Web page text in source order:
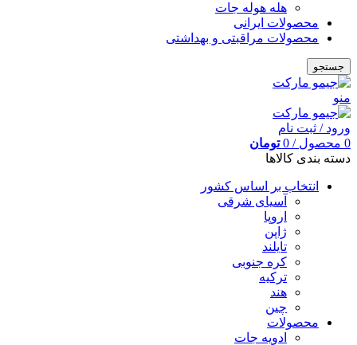
هله هوله جات
محصولات ایرانی
محصولات مراقبتی و بهداشتی
جستجو
منو
ورود / ثبت نام
0 محصول /
0 تومان
دسته بندی کالاها
انتخاب بر اساس کشور
آسیای شرقی
اروپا
ژاپن
تایلند
کره جنوبی
ترکیه
هند
چین
محصولات
ادویه جات